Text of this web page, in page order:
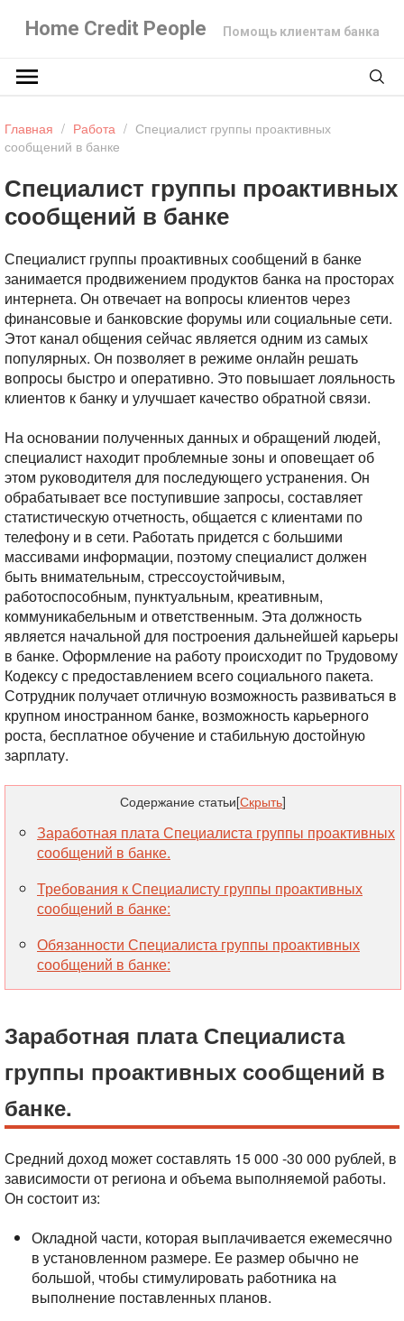
Home Credit People Помощь клиентам банка
Главная / Работа / Специалист группы проактивных
сообщений в банке
Специалист группы проактивных
сообщений в банке
Специалист группы проактивных сообщений в банке
занимается продвижением продуктов банка на просторах
интернета. Он отвечает на вопросы клиентов через
финансовые и банковские форумы или социальные сети.
Этот канал общения сейчас является одним из самых
популярных. Он позволяет в режиме онлайн решать
вопросы быстро и оперативно. Это повышает лояльность
клиентов к банку и улучшает качество обратной связи.
На основании полученных данных и обращений людей,
специалист находит проблемные зоны и оповещает об
этом руководителя для последующего устранения. Он
обрабатывает все поступившие запросы, составляет
статистическую отчетность, общается с клиентами по
телефону и в сети. Работать придется с большими
массивами информации, поэтому специалист должен
быть внимательным, стрессоустойчивым,
работоспособным, пунктуальным, креативным,
коммуникабельным и ответственным. Эта должность
является начальной для построения дальнейшей карьеры
в банке. Оформление на работу происходит по Трудовому
Кодексу с предоставлением всего социального пакета.
Сотрудник получает отличную возможность развиваться в
крупном иностранном банке, возможность карьерного
роста, бесплатное обучение и стабильную достойную
зарплату.
Содержание статьи[Скрыть]
Заработная плата Специалиста группы проактивных
сообщений в банке.
Требования к Специалисту группы проактивных
сообщений в банке:
Обязанности Специалиста группы проактивных
сообщений в банке:
Заработная плата Специалиста
группы проактивных сообщений в
банке.
Средний доход может составлять 15 000 -30 000 рублей, в
зависимости от региона и объема выполняемой работы.
Он состоит из:
Окладной части, которая выплачивается ежемесячно
в установленном размере. Ее размер обычно не
большой, чтобы стимулировать работника на
выполнение поставленных планов.